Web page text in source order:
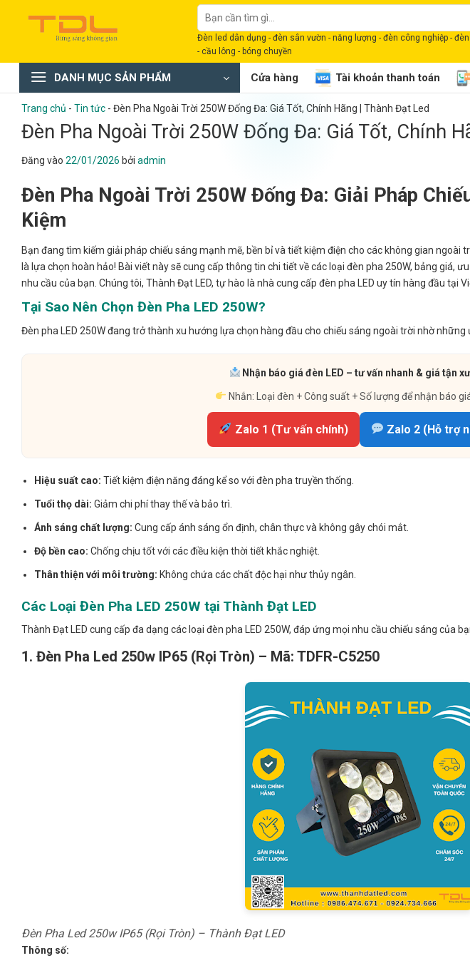
dung
Tìm
kiếm:
Đèn led dân dụng - đèn sân vườn - năng lượng - đèn công nghiệp -
- cầu lông - bóng chuyền
DANH MỤC SẢN PHẨM Cửa hàng Tài khoản thanh toán
Trang chủ - Tin tức - Đèn Pha Ngoài Trời 250W Đống Đa: Giá Tốt, Chính Hãng | Thành Đạt Led
Đèn Pha Ngoài Trời 250W Đống Đa: Giá Tốt, Chính
Đăng vào 22/01/2026 bởi admin
Đèn Pha Ngoài Trời 250W Đống Đa: Giải Pháp
Kiệm
Bạn đang tìm kiếm giải pháp chiếu sáng mạnh mẽ, bền bỉ và tiết kiệm điện cho các không gian ngoài
là lựa chọn hoàn hảo! Bài viết này sẽ cung cấp thông tin chi tiết về các loại đèn pha 250W, bảng giá,
nhu cầu của bạn. Chúng tôi, Thành Đạt LED, tự hào là nhà cung cấp đèn pha LED uy tín hàng đầu tại
Tại Sao Nên Chọn Đèn Pha LED 250W?
Đèn pha LED 250W đang trở thành xu hướng lựa chọn hàng đầu cho chiếu sáng ngoài trời nhờ những
Nhận báo giá đèn LED – tư vấn nhanh & giá tận
Nhắn: Loại đèn + Công suất + Số lượng để nhận báo
Zalo 1 (Tư vấn chính) Zalo 2 (Hỗ trợ
Hiệu suất cao: Tiết kiệm điện năng đáng kể so với đèn pha truyền thống.
Tuổi thọ dài: Giảm chi phí thay thế và bảo trì.
Ánh sáng chất lượng: Cung cấp ánh sáng ổn định, chân thực và không gây chói mắt.
Độ bền cao: Chống chịu tốt với các điều kiện thời tiết khắc nghiệt.
Thân thiện với môi trường: Không chứa các chất độc hại như thủy ngân.
Các Loại Đèn Pha LED 250W tại Thành Đạt LED
Thành Đạt LED cung cấp đa dạng các loại đèn pha LED 250W, đáp ứng mọi nhu cầu chiếu sáng của
1. Đèn Pha Led 250w IP65 (Rọi Tròn) – Mã: TDFR-C5250
Đèn Pha Led 250w IP65 (Rọi Tròn) – Thành Đạt LED
Thông số: